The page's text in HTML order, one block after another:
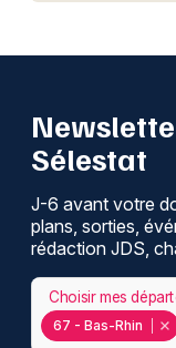
Sélestat
J-6 avant votre
plans, sorties,
rédaction JDS,
67 - Bas-Rhin
Choisir mes